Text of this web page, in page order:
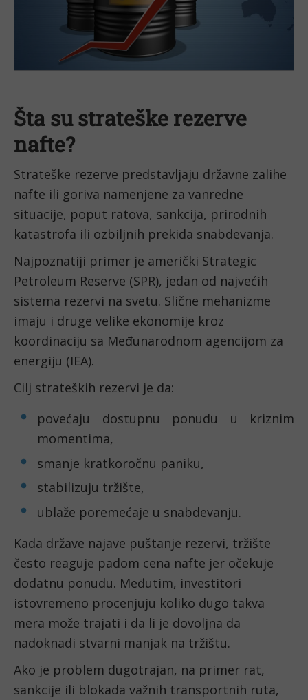
Šta su strateške rezerve
nafte?
Strateške rezerve predstavljaju državne zalihe
nafte ili goriva namenjene za vanredne
situacije, poput ratova, sankcija, prirodnih
katastrofa ili ozbiljnih prekida snabdevanja.
Najpoznatiji primer je američki Strategic
Petroleum Reserve (SPR), jedan od najvećih
sistema rezervi na svetu. Slične mehanizme
imaju i druge velike ekonomije kroz
koordinaciju sa Međunarodnom agencijom za
energiju (IEA).
Cilj strateških rezervi je da:
povećaju dostupnu ponudu u kriznim
momentima,
smanje kratkoročnu paniku,
stabilizuju tržište,
ublaže poremećaje u snabdevanju.
Kada države najave puštanje rezervi, tržište
često reaguje padom cena nafte jer očekuje
dodatnu ponudu. Međutim, investitori
istovremeno procenjuju koliko dugo takva
mera može trajati i da li je dovoljna da
nadoknadi stvarni manjak na tržištu.
Ako je problem dugotrajan, na primer rat,
sankcije ili blokada važnih transportnih ruta,